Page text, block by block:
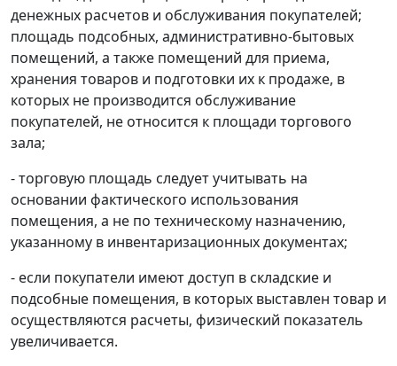
денежных расчетов и обслуживания покупателей;
площадь подсобных, административно-бытовых
помещений, а также помещений для приема,
хранения товаров и подготовки их к продаже, в
которых не производится обслуживание
покупателей, не относится к площади торгового
зала;
- торговую площадь следует учитывать на
основании фактического использования
помещения, а не по техническому назначению,
указанному в инвентаризационных документах;
- если покупатели имеют доступ в складские и
подсобные помещения, в которых выставлен товар и
осуществляются расчеты, физический показатель
увеличивается.